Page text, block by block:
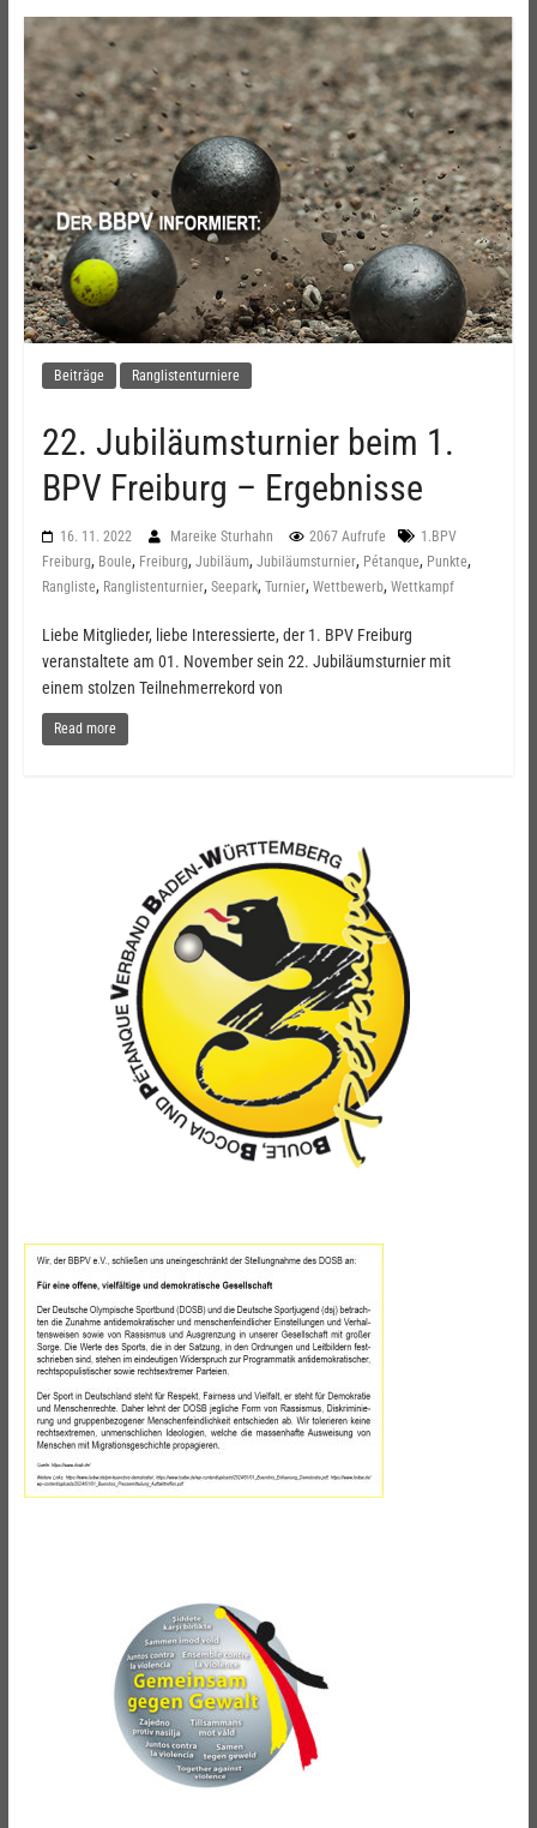
Beiträge Ranglistenturniere
22. Jubiläumsturnier beim 1.
BPV Freiburg – Ergebnisse
16. 11. 2022 Mareike Sturhahn 2067 Aufrufe
1.BPV
Freiburg, Boule, Freiburg, Jubiläum, Jubiläumsturnier, Pétanque, Punkte,
Rangliste, Ranglistenturnier, Seepark, Turnier, Wettbewerb, Wettkampf
Liebe Mitglieder, liebe Interessierte, der 1. BPV Freiburg
veranstaltete am 01. November sein 22. Jubiläumsturnier mit
einem stolzen Teilnehmerrekord von
Read more